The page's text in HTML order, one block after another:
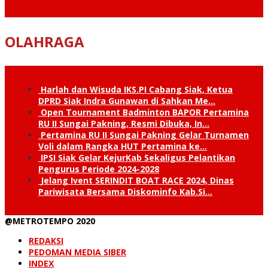
OLAHRAGA
Harlah dan Wisuda IKS.PI Cabang Siak, Ketua
DPRD Siak Indra Gunawan di Sahkan Me…
Open Tournament Badminton BAPOR Pertamina
RU II Sungai Pakning, Resmi Dibuka, In…
Pertamina RU II Sungai Pakning Gelar Turnamen
Voli dalam Rangka HUT Pertamina ke…
IPSI Siak Gelar KejurKab Sekaligus Pelantikan
Pengurus Periode 2024-2028
Jelang Ivent SERINDIT BOAT RACE 2024, Dinas
Pariwisata Bersama Diskominfo Kab.Si…
@METROTEMPO 2020
REDAKSI
PEDOMAN MEDIA SIBER
INDEX